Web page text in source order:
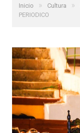
Inicio » Cultura »
PERIODICO